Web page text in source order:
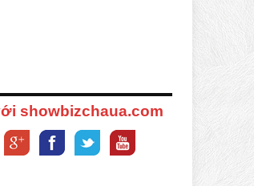
showbizchaua.com